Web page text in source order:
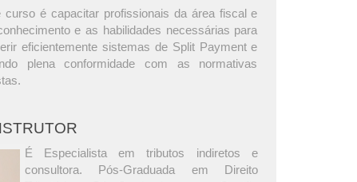
curso é capacitar profissionais da área fiscal e
e as habilidades necessárias para
eficientemente sistemas de Split Payment e
plena conformidade com as normativas
É Especialista em tributos indiretos e
consultora. Pós-Graduada em Direito